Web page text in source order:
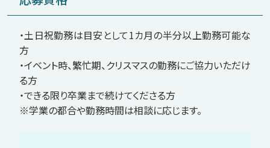
・土日祝勤務は目安として1カ月の半分以上勤務可能な
方
・イベント時、繁忙期、クリスマスの勤務にご協力いただけ
る方
・できる限り卒業まで続けてくださる方
※学業の都合や勤務時間は相談に応じます。